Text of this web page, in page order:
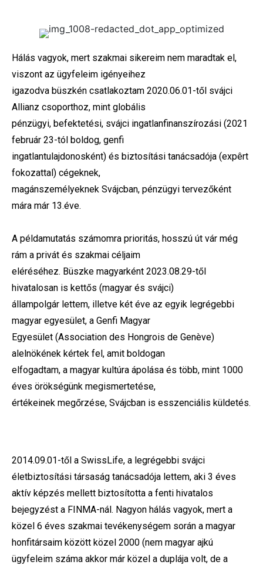
Hálás vagyok, mert szakmai sikereim nem maradtak el,
viszont az ügyfeleim igényeihez
igazodva büszkén csatlakoztam 2020.06.01-től svájci
Allianz csoporthoz, mint globális
pénzügyi, befektetési, svájci ingatlanfinanszírozási (2021
február 23-tól boldog, genfi
ingatlantulajdonosként) és biztosítási tanácsadója (expêrt
fokozattal) cégeknek,
magánszemélyeknek Svájcban, pénzügyi tervezőként
mára már 13.éve.
A példamutatás számomra prioritás, hosszú út vár még
rám a privát és szakmai céljaim
eléréséhez. Büszke magyarként 2023.08.29-től
hivatalosan is kettős (magyar és svájci)
állampolgár lettem, illetve két éve az egyik legrégebbi
magyar egyesület, a Genfi Magyar
Egyesület (Association des Hongrois de Genève)
alelnökének kértek fel, amit boldogan
elfogadtam, a magyar kultúra ápolása és több, mint 1000
éves örökségünk megismertetése,
értékeinek megőrzése, Svájcban is esszenciális küldetés.
2014.09.01-től a SwissLife, a legrégebbi svájci
életbiztosítási társaság tanácsadója lettem, aki 3 éves
aktív képzés mellett biztosította a fenti hivatalos
bejegyzést a FINMA-nál. Nagyon hálás vagyok, mert a
közel 6 éves szakmai tevékenységem során a magyar
honfitársaim között közel 2000 (nem magyar ajkú
ügyfeleim száma akkor már közel a duplája volt, de a